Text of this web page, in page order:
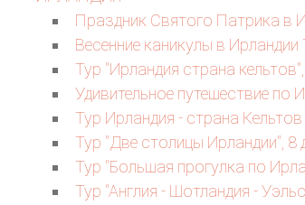
Праздник Святого Патрика в
Весенние каникулы в Ирландии
Тур "Ирландия страна
Удивительное путешествие по
Тур Ирландия - страна
Тур "Две столицы Ирландии", 8
Тур "Большая прогулка по
Тур "Англия - Шотландия -